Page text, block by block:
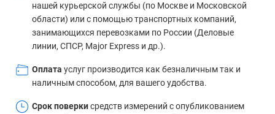
нашей курьерской службы (по Москве и Московской
области) или с помощью транспортных компаний,
занимающихся перевозками по России (Деловые
линии, СПСР, Major Express и др.).
Оплата услуг производится как безналичным так и
наличным способом, для вашего удобства.
Срок поверкисредств измерений с опубликованием